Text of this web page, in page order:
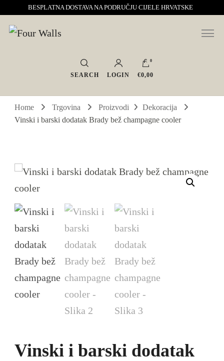
BESPLATNA DOSTAVA NA PODRUČJU CIJELE HRVATSKE
Four Walls
Sve za interijer po Vašoj mjeri. Salon namještaja, dekoracije i rasvjete.
Interijeri s karakterom
SEARCH LOGIN
0
€0,00
Home Trgovina Proizvodi
Dekoracija
Vinski i barski dodatak Brady bež champagne cooler
Vinski i barski dodatak